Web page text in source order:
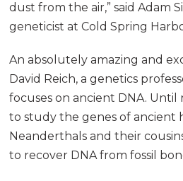
dust from the air,” said Adam
geneticist at Cold Spring
An absolutely amazing and
David Reich, a genetics
focuses on ancient DNA.
to study the genes of ancient
Neanderthals and their
to recover DNA from fossil